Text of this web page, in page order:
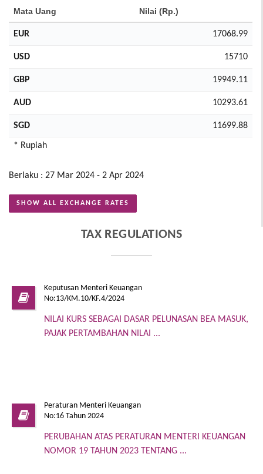
Mata Uang Nilai (Rp.)
EUR 17068.99
USD 15710
GBP 19949.11
AUD 10293.61
SGD 11699.88
* Rupiah
Berlaku : 27 Mar 2024 - 2 Apr 2024
SHOW ALL EXCHANGE RATES
TAX REGULATIONS
Keputusan Menteri Keuangan
No:13/KM.10/KF.4/2024
NILAI KURS SEBAGAI DASAR PELUNASAN BEA MASUK,
PAJAK PERTAMBAHAN NILAI ...
Peraturan Menteri Keuangan
No:16 Tahun 2024
PERUBAHAN ATAS PERATURAN MENTERI KEUANGAN
NOMOR 19 TAHUN 2023 TENTANG ...